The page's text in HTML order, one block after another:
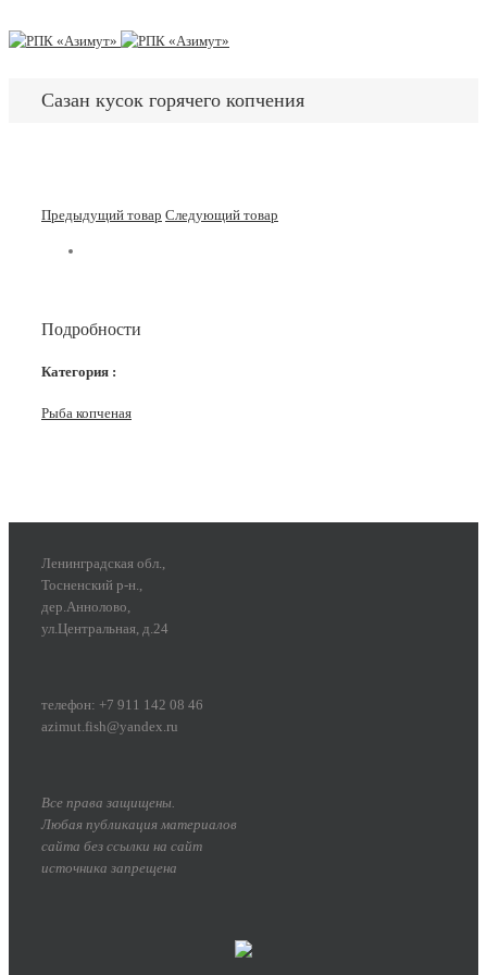
Сазан кусок горячего копчения
Предыдущий товар Следующий товар
Подробности
Категория :
Рыба копченая
Ленинградская обл.,
Тосненский р-н.,
дер.Аннолово,
ул.Центральная, д.24
телефон: +7 911 142 08 46
azimut.fish@yandex.ru
Все права защищены.
Любая публикация материалов
сайта без ссылки на сайт
источника запрещена